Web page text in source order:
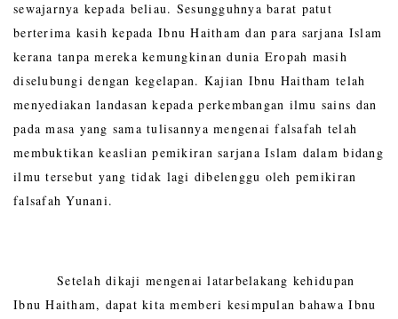
sewajarnya kepada beliau. Sesungguhnya barat patut
berterima kasih kepada Ibnu Haitham dan para sarjana Islam
kerana tanpa mereka kemungkinan dunia Eropah masih
diselubungi dengan kegelapan. Kajian Ibnu Haitham telah
menyediakan landasan kepada perkembangan ilmu sains dan
pada masa yang sama tulisannya mengenai falsafah telah
membuktikan keaslian pemikiran sarjana Islam dalam bidang
ilmu tersebut yang tidak lagi dibelenggu oleh pemikiran
falsafah Yunani.
Setelah dikaji mengenai latarbelakang kehidupan
Ibnu Haitham, dapat kita memberi kesimpulan bahawa Ibnu